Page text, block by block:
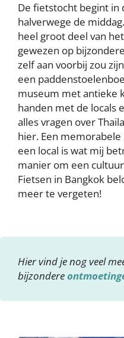
De fietstocht begint
halverwege de
heel groot deel van
gewezen op
zelf aan voorbij zou
een
museum met antieke
handen met de locals
alles vragen over
hier. Een
een local is wat mij
manier om een
Fietsen in Bangkok
meer te vergeten!
Hier vind je nog veel
bijzondere